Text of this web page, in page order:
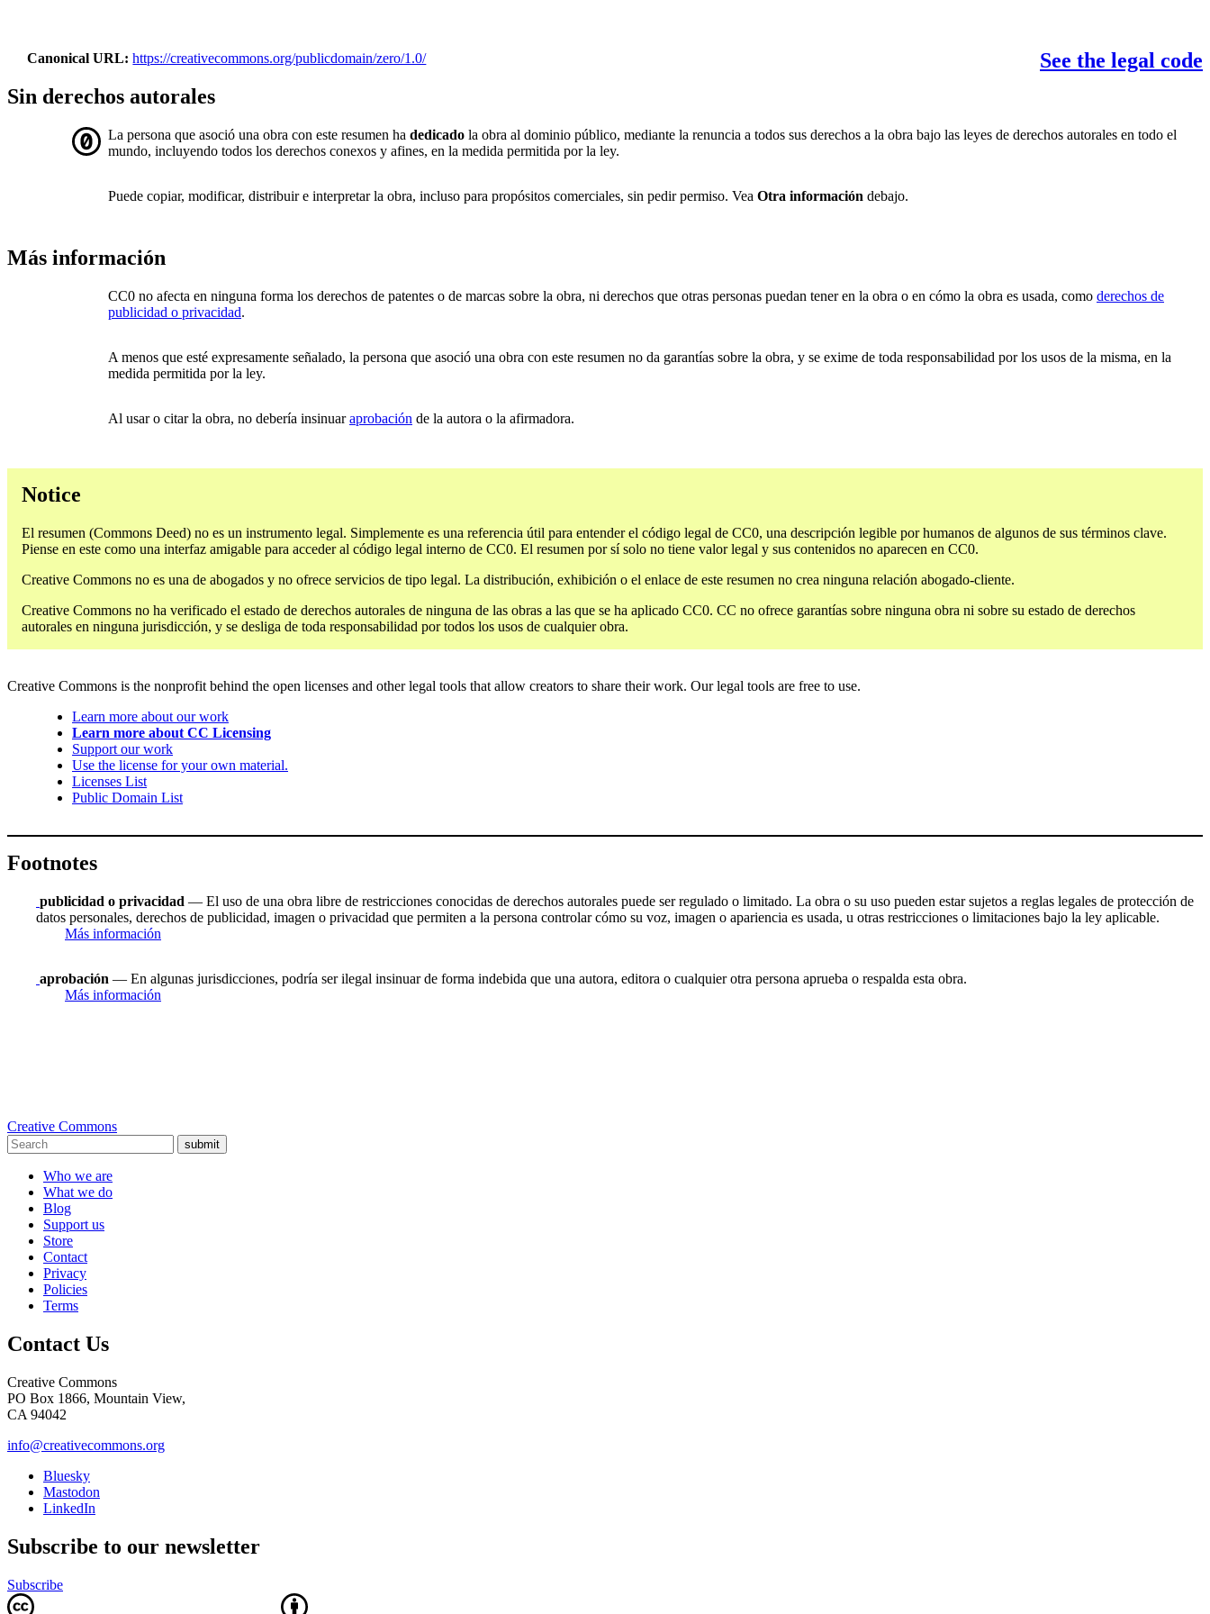
Canonical URL https://creativecommons.org/publicdomain/zero/1.0/
See the legal code
Sin derechos autorales
La persona que asoció una obra con este resumen ha dedicado la obra al dominio público, mediante la renuncia a todos sus derechos a la obra bajo las leyes de derechos autorales en todo el
mundo, incluyendo todos los derechos conexos y afines, en la medida permitida por la ley.
Puede copiar, modificar, distribuir e interpretar la obra, incluso para propósitos comerciales, sin pedir permiso. Vea Otra información debajo.
Más información
CC0 no afecta en ninguna forma los derechos de patentes o de marcas sobre la obra, ni derechos que otras personas puedan tener en la obra o en cómo la obra es usada, como derechos de
publicidad o privacidad.
A menos que esté expresamente señalado, la persona que asoció una obra con este resumen no da garantías sobre la obra, y se exime de toda responsabilidad por los usos de la misma, en la
medida permitida por la ley.
Al usar o citar la obra, no debería insinuaraprobación de la autora o la afirmadora.
Notice
El resumen (Commons Deed) no es un instrumento legal. Simplemente es una referencia útil para entender el código legal de CC0, una descripción legible por humanos de algunos de sus términos clave.
Piense en este como una interfaz amigable para acceder al código legal interno de CC0. El resumen por sí solo no tiene valor legal y sus contenidos no aparecen en CC0.
Creative Commons no es una de abogados y no ofrece servicios de tipo legal. La distribución, exhibición o el enlace de este resumen no crea ninguna relación abogado-cliente.
Creative Commons no ha verificado el estado de derechos autorales de ninguna de las obras a las que se ha aplicado CC0. CC no ofrece garantías sobre ninguna obra ni sobre su estado de derechos
autorales en ninguna jurisdicción, y se desliga de toda responsabilidad por todos los usos de cualquier obra.
Creative Commons is the nonprofit behind the open licenses and other legal tools that allow creators to share their work. Our legal tools are free to use.
Learn more about our work
Learn more about CC Licensing
Support our work
Use the license for your own material.
Licenses List
Public Domain List
Footnotes
publicidad o privacidad — El uso de una obra libre de restricciones conocidas de derechos autorales puede ser regulado o limitado. La obra o su uso pueden estar sujetos a reglas legales de protección de
datos personales, derechos de publicidad, imagen o privacidad que permiten a la persona controlar cómo su voz, imagen o apariencia es usada, u otras restricciones o limitaciones bajo la ley aplicable.
Más información
aprobación — En algunas jurisdicciones, podría ser ilegal insinuar de forma indebida que una autora, editora o cualquier otra persona aprueba o respalda esta obra.
Más información
Creative Commons
submit
Who we are
What we do
Blog
Support us
Store
Contact
Privacy
Policies
Terms
Contact Us
Creative Commons
PO Box 1866, Mountain View,
CA 94042
info@creativecommons.org
Bluesky
Mastodon
LinkedIn
Subscribe to our newsletter
Subscribe